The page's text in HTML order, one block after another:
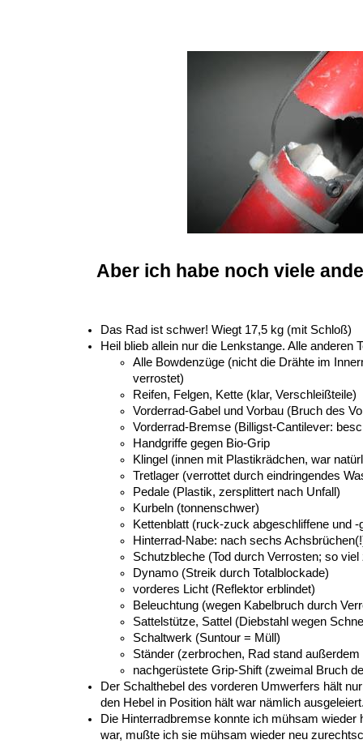
Aber ich habe noch viele
Das Rad ist schwer! Wiegt 17,5 kg (mit Schloß)
Heil blieb allein nur die Lenkstange. Alle anderen
Alle Bowdenzüge (nicht die Drähte im
verrostet)
Reifen, Felgen, Kette (klar, Verschleißteile)
Vorderrad-Gabel und Vorbau (Bruch des
Vorderrad-Bremse (Billigst-Cantilever:
Handgriffe gegen Bio-Grip
Klingel (innen mit Plastikrädchen, war
Tretlager (verrottet durch eindringendes
Pedale (Plastik, zersplittert nach Unfall)
Kurbeln (tonnenschwer)
Kettenblatt (ruck-zuck abgeschliffene und
Hinterrad-Nabe: nach sechs
Schutzbleche (Tod durch Verrosten; so
Dynamo (Streik durch Totalblockade)
vorderes Licht (Reflektor erblindet)
Beleuchtung (wegen Kabelbruch durch
Sattelstütze, Sattel (Diebstahl wegen
Schaltwerk (Suntour = Müll)
Ständer (zerbrochen, Rad stand
nachgerüstete Grip-Shift (zweimal Bruch
Der Schalthebel des vorderen Umwerfers hält
den Hebel in Position hält war nämlich
Die Hinterradbremse konnte ich mühsam
war, mußte ich sie mühsam wieder neu